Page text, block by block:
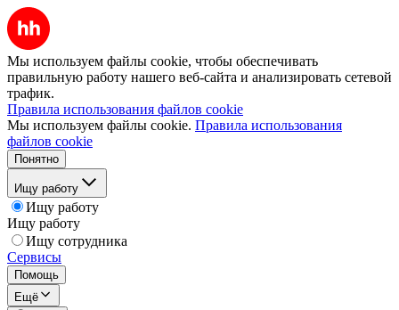
Мы используем файлы cookie, чтобы обеспечивать
правильную работу нашего веб-сайта и анализировать сетевой
трафик.
Правила использования файлов cookie
Мы используем файлы cookie. Правила использования
файлов cookie
Понятно
Ищу работу
Ищу работу
Ищу работу
Ищу сотрудника
Сервисы
Помощь
Ещё